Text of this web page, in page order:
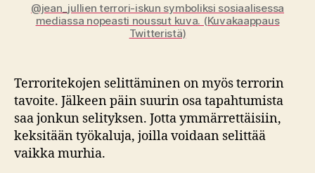
@jean_jullien terrori-iskun symboliksi sosiaalisessa
mediassa nopeasti noussut kuva. (Kuvakaappaus
Twitteristä)
Terroritekojen selittäminen on myös terrorin
tavoite. Jälkeen päin suurin osa tapahtumista
saa jonkun selityksen. Jotta ymmärrettäisiin,
keksitään työkaluja, joilla voidaan selittää
vaikka murhia.